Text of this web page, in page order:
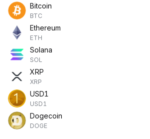
Bitcoin
BTC
Ethereum
ETH
Solana
SOL
XRP
XRP
USD1
USD1
Dogecoin
DOGE